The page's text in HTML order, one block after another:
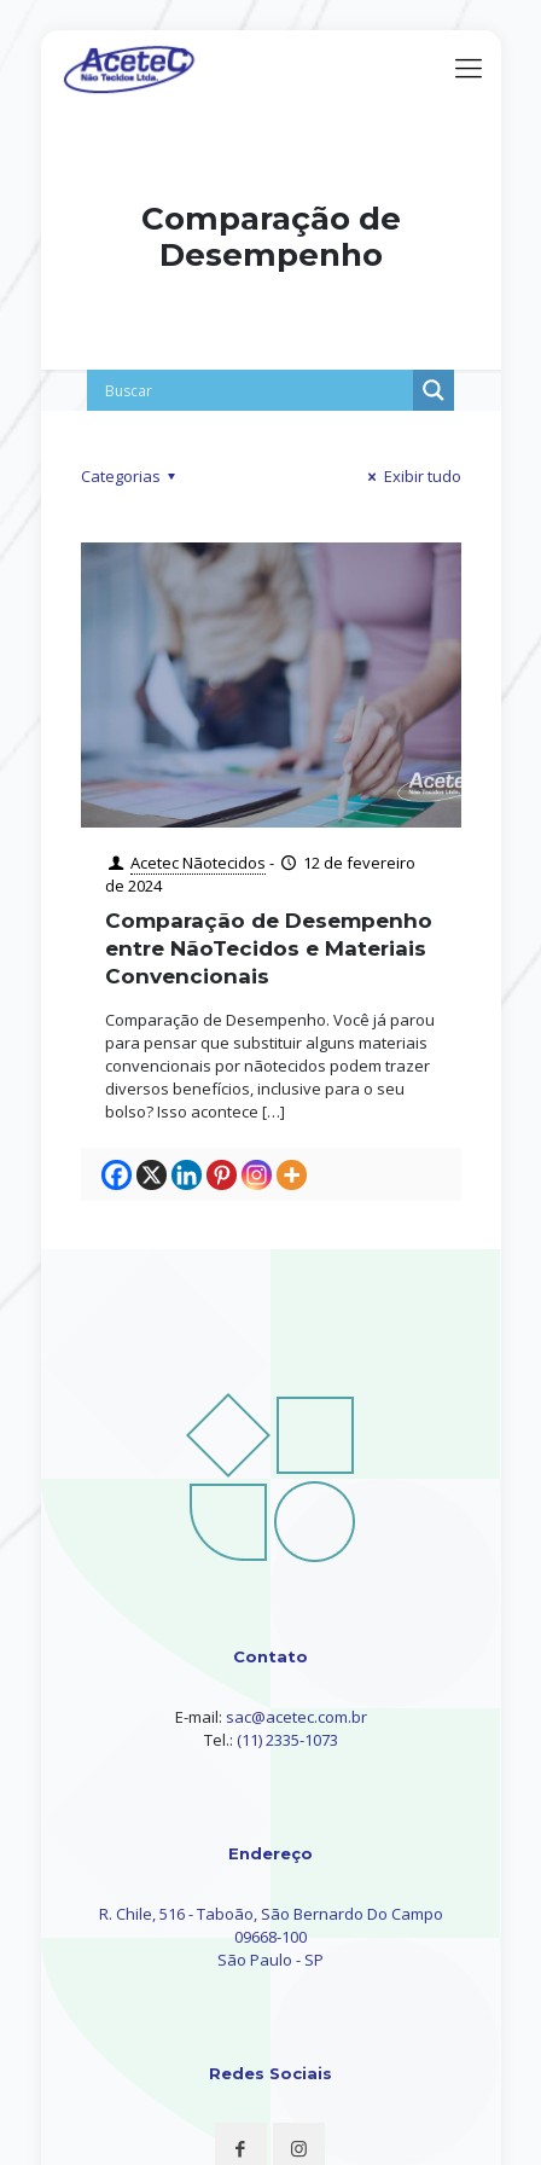
Comparação de
Desempenho
Categorias Exibir tudo
Acetec Nãotecidos -
12 de fevereiro
de 2024
Comparação de Desempenho
entre NãoTecidos e Materiais
Convencionais
Comparação de Desempenho. Você já parou
para pensar que substituir alguns materiais
convencionais por nãotecidos podem trazer
diversos benefícios, inclusive para o seu
bolso? Isso acontece […]
Contato
E-mail: sac@acetec.com.br
Tel.: (11) 2335-1073
Endereço
R. Chile, 516 - Taboão, São Bernardo Do Campo
09668-100
São Paulo - SP
Redes Sociais